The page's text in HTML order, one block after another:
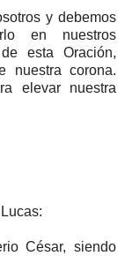
y debemos
en nuestros
esta Oración,
nuestra corona.
elevar nuestra
César, siendo